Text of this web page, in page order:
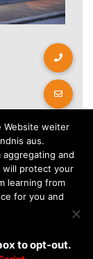
Website weiter
aus.
and
will protect your
learning from
for you and
to opt-out.